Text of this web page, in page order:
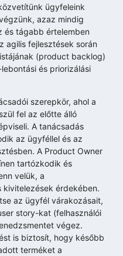
ügyfeleink
azaz mindig
és tágabb értelemben
agilis fejlesztések során
(product backlog)
és priorizálási
szerepkör, ahol a
fel az előtte álló
A tanácsadás
az ügyféllel és az
A Product Owner
tartózkodik és
velük, a
érdekében.
az ügyfél várakozásait,
story-kat (felhasználói
végez.
is biztosít, hogy később
terméket a